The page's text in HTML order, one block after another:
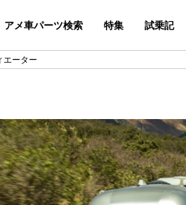
アメ車パーツ検索 特集 試乗記
エーター